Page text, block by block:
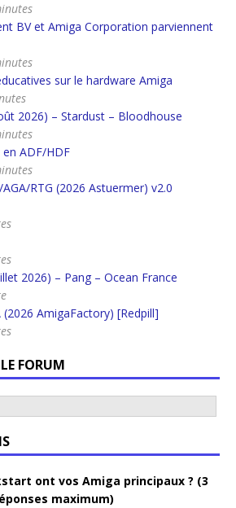
BV et Amiga Corporation parviennent
sur le hardware Amiga
2026) – Stardust – Bloodhouse
en ADF/HDF
RTG (2026 Astuermer) v2.0
2026) – Pang – Ocean France
AmigaFactory) [Redpill]
FORUM
ont vos Amiga principaux ? (3
maximum)